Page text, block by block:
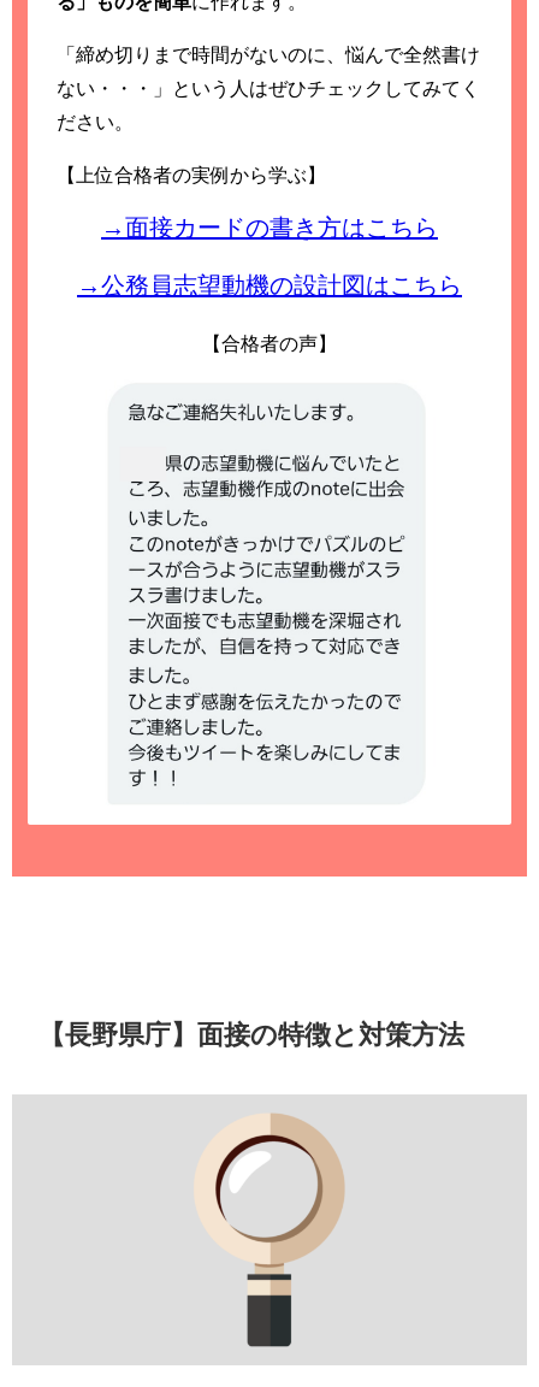
「締め切りまで時間がないのに、悩んで全然書け
ない・・・」という人はぜひチェックしてみてく
ださい。
【上位合格者の実例から学ぶ】
→面接カードの書き方はこちら
→公務員志望動機の設計図はこちら
【合格者の声】
【長野県庁】面接の特徴と対策方法